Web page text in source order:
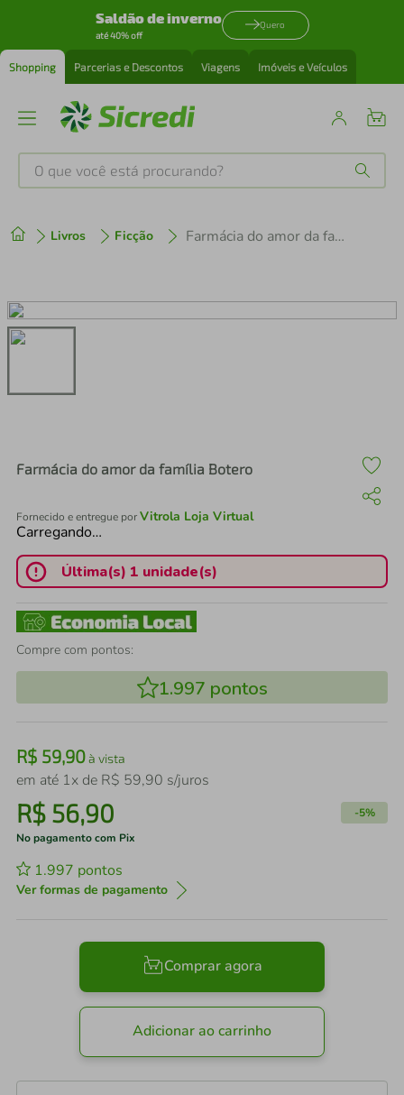
Saldão de inverno
até 40% off
Quero
Shopping Parcerias e Descontos Viagens Imóveis e Veículos
O que você está procurando?
Livros Ficção Farmácia do amor da família Botero
Farmácia do amor da família Botero
Fornecido e entregue porVitrola Loja Virtual
Carregando…
Última(s) 1 unidade(s)
Compre com pontos:
1.997 pontos
R$ 59,90à vista
em até 1x de R$ 59,90 s/juros
R$ 56,90 -5%
No pagamento com Pix
1.997 pontos
Ver formas de pagamento
Comprar agora
Adicionar ao carrinho
2º cafeteira